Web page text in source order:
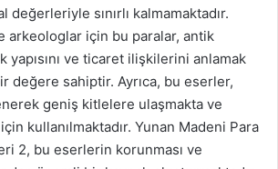
değerleriyle sınırlı kalmamaktadır.
arkeologlar için bu paralar, antik
yapısını ve ticaret ilişkilerini anlamak
değere sahiptir. Ayrıca, bu eserler,
geniş kitlelere ulaşmakta ve
kullanılmaktadır. Yunan Madeni Para
2, bu eserlerin korunması ve